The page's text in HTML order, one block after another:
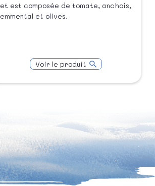
et est composée de tomate, anchois,
emmental et olives.
Voir le produit